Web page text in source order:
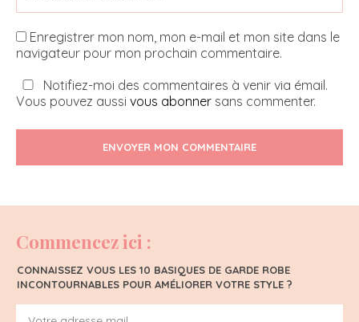
Enregistrer mon nom, mon e-mail et mon site dans le
navigateur pour mon prochain commentaire.
Notifiez-moi des commentaires à venir via émail.
Vous pouvez aussi vous abonner sans commenter.
ENVOYER MON COMMENTAIRE
Commencez ici :
CONNAISSEZ VOUS LES 10 BASIQUES DE GARDE ROBE
INCONTOURNABLES POUR AMÉLIORER VOTRE STYLE ?